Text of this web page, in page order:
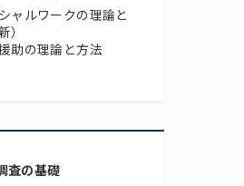
ャルワークの理論と
）
助の理論と方法
査の基礎